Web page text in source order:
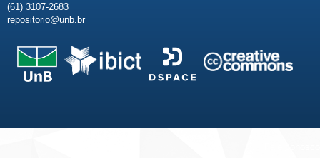
(61) 3107-2683
repositorio@unb.br